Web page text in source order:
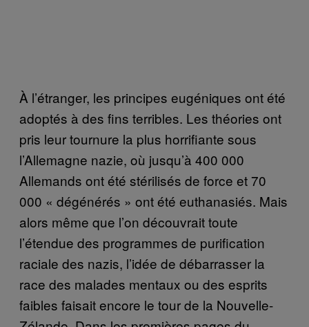
À l’étranger, les principes eugéniques ont été
adoptés à des fins terribles. Les théories ont
pris leur tournure la plus horrifiante sous
l’Allemagne nazie, où jusqu’à 400 000
Allemands ont été stérilisés de force et 70
000 « dégénérés » ont été euthanasiés. Mais
alors même que l’on découvrait toute
l’étendue des programmes de purification
raciale des nazis, l’idée de débarrasser la
race des malades mentaux ou des esprits
faibles faisait encore le tour de la Nouvelle-